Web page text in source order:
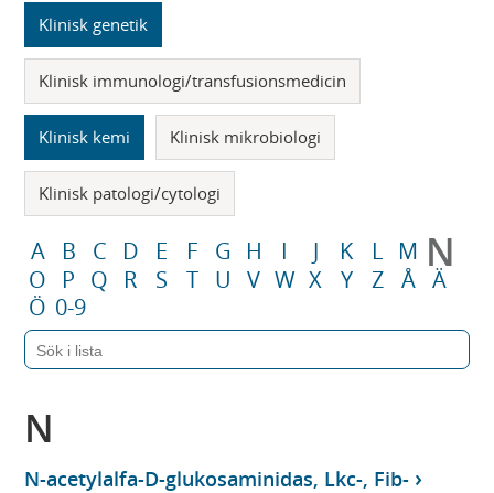
Klinisk genetik
Klinisk immunologi/transfusionsmedicin
Klinisk kemi Klinisk mikrobiologi
Klinisk patologi/cytologi
A B C D E F G H I J K L M N
O P Q R S T U V W X Y Z Å Ä
Ö 0-9
N
N-acetylalfa-D-glukosaminidas, Lkc-, Fib-